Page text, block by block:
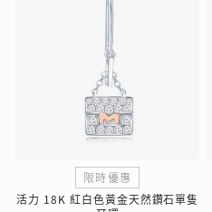
限時優惠
活力 18K 紅白色黃金天然鑽石單隻